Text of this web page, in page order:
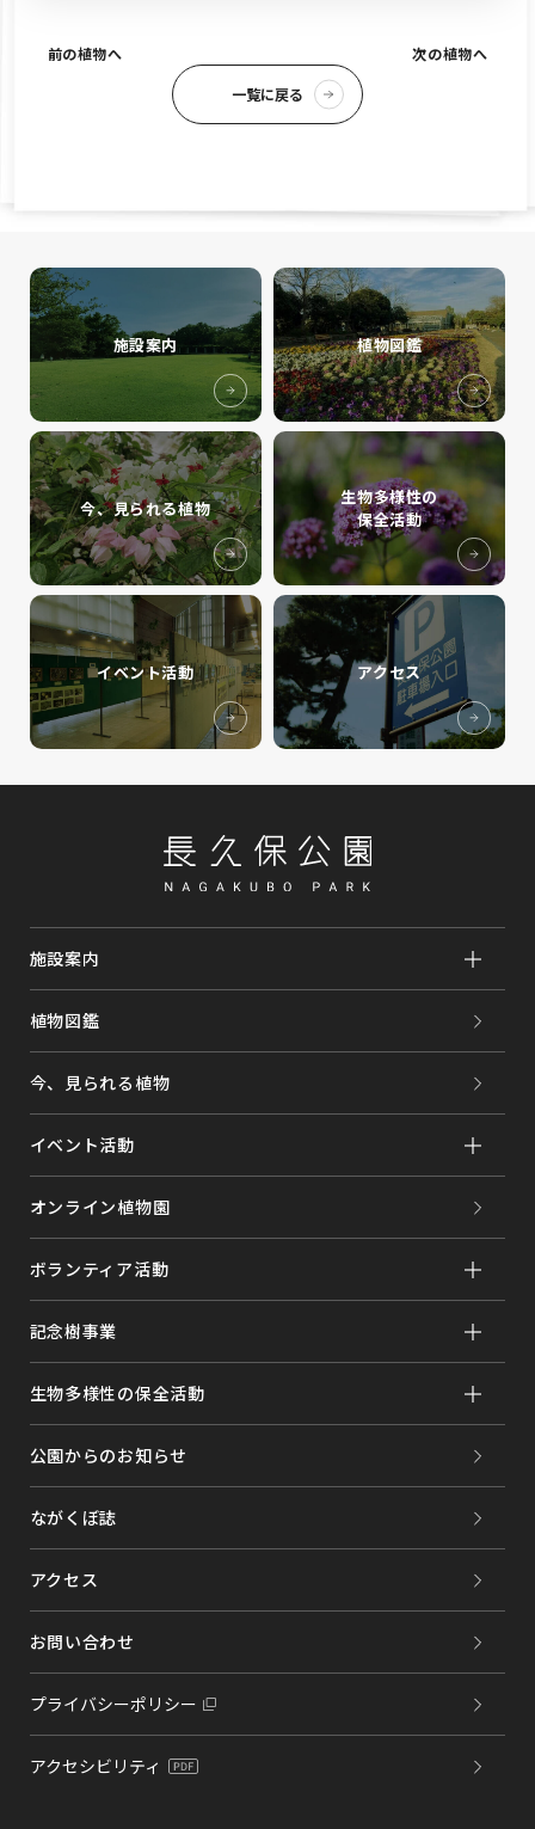
前の植物へ
一覧に戻る
次の植物へ
施設案内 植物図鑑
今、見られる植物
生物多様性の
保全活動
イベント活動 アクセス
施設案内
植物図鑑
今、見られる植物
イベント活動
オンライン植物園
ボランティア活動
記念樹事業
生物多様性の保全活動
公園からのお知らせ
ながくぼ誌
アクセス
お問い合わせ
プライバシーポリシー
アクセシビリティ